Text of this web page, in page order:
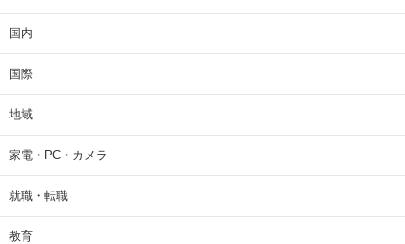
国内
国際
地域
家電・PC・カメラ
就職・転職
教育